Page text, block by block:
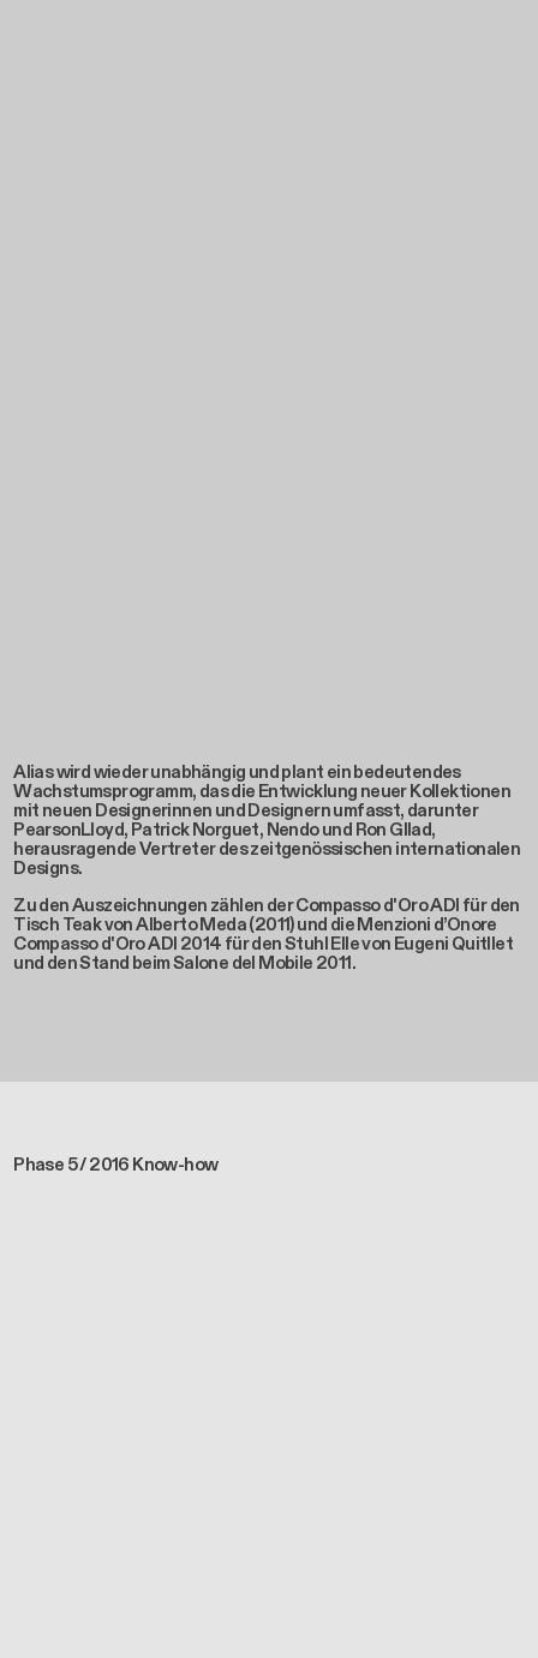
Alias wird wieder unabhängig und plant ein bedeutendes
Wachstumsprogramm, das die Entwicklung neuer Kollektionen
mit neuen Designerinnen und Designern umfasst, darunter
PearsonLloyd, Patrick Norguet, Nendo und Ron GIlad,
herausragende Vertreter des zeitgenössischen internationalen
Designs.
Zu den Auszeichnungen zählen der Compasso d'Oro ADI für den
Tisch Teak von Alberto Meda (2011) und die Menzioni d’Onore
Compasso d'Oro ADI 2014 für den Stuhl Elle von Eugeni Quitllet
und den Stand beim Salone del Mobile 2011.
Phase 5 / 2016 Know-how